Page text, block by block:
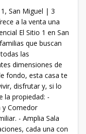
1, San Miguel | 3
a la venta una
El Sitio 1 en San
que buscan
las
dimensiones de
fondo, esta casa te
disfrutar y, si lo
la propiedad: -
y Comedor
- Amplia Sala
cada una con